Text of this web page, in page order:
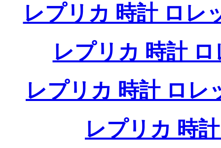
レプリカ 時計 ロレ
レプリカ 時計
レプリカ 時計 ロレ
レプリカ 時